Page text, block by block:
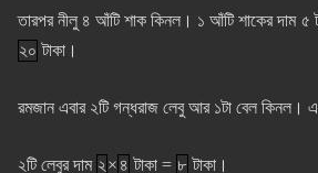
তারপর নীলু ৪ আঁটি শাক কিনল। ১ আঁটি শাকের দাম ৫
২০ টাকা।
রমজান এবার ২টি গন্ধরাজ লেবু আর ১টা বেল কিনল।
২টি লেবুর দাম ২× ৪ টাকা = ৮ টাকা।